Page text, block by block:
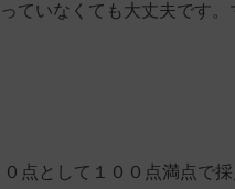
ていなくても大丈夫です。
して１００点満点で採